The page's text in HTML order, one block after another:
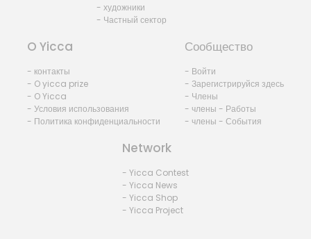
- художники
- Частный сектор
O Yicca
- контакты
- O yicca prize
- O Yicca
- Условия использования
- Политика конфиденциальности
Сообщество
- Войти
- Зарегистрируйся здесь
- Члены
- члены - Работы
- члены - События
Network
- Yicca Contest
- Yicca News
- Yicca Shop
- Yicca Project